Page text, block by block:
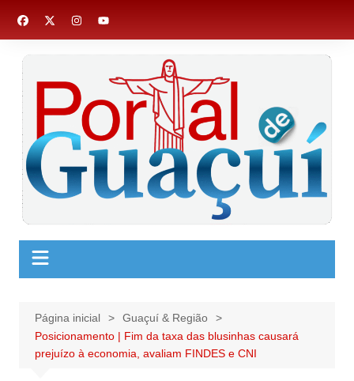
para
Página inicial
Guaçuí & Região
Posicionamento | Fim da taxa das blusinhas causará
prejuízo à economia, avaliam FINDES e CNI